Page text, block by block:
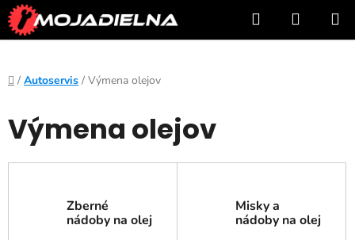
Prejsť
na
obsah
Hľadať
KOŠÍK
Domov
/ Autoservis / Výmena olejov
Výmena olejov
Zberné
nádoby na olej
Misky a
nádoby na olej